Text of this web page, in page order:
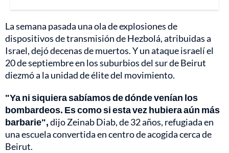
La semana pasada una ola de explosiones de
dispositivos de transmisión de Hezbolá, atribuidas a
Israel, dejó decenas de muertos. Y un ataque israelí el
20 de septiembre en los suburbios del sur de Beirut
diezmó a la unidad de élite del movimiento.
"Ya ni siquiera sabíamos de dónde venían los
bombardeos. Es como si esta vez hubiera aún más
barbarie",dijo Zeinab Diab, de 32 años, refugiada en
una escuela convertida en centro de acogida cerca de
Beirut.